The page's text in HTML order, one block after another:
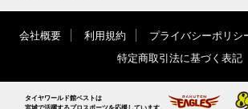
会社概要 利用規約 プライバシーポリシ
特定商取引法に基づく表記
タイヤワールド館ベストは